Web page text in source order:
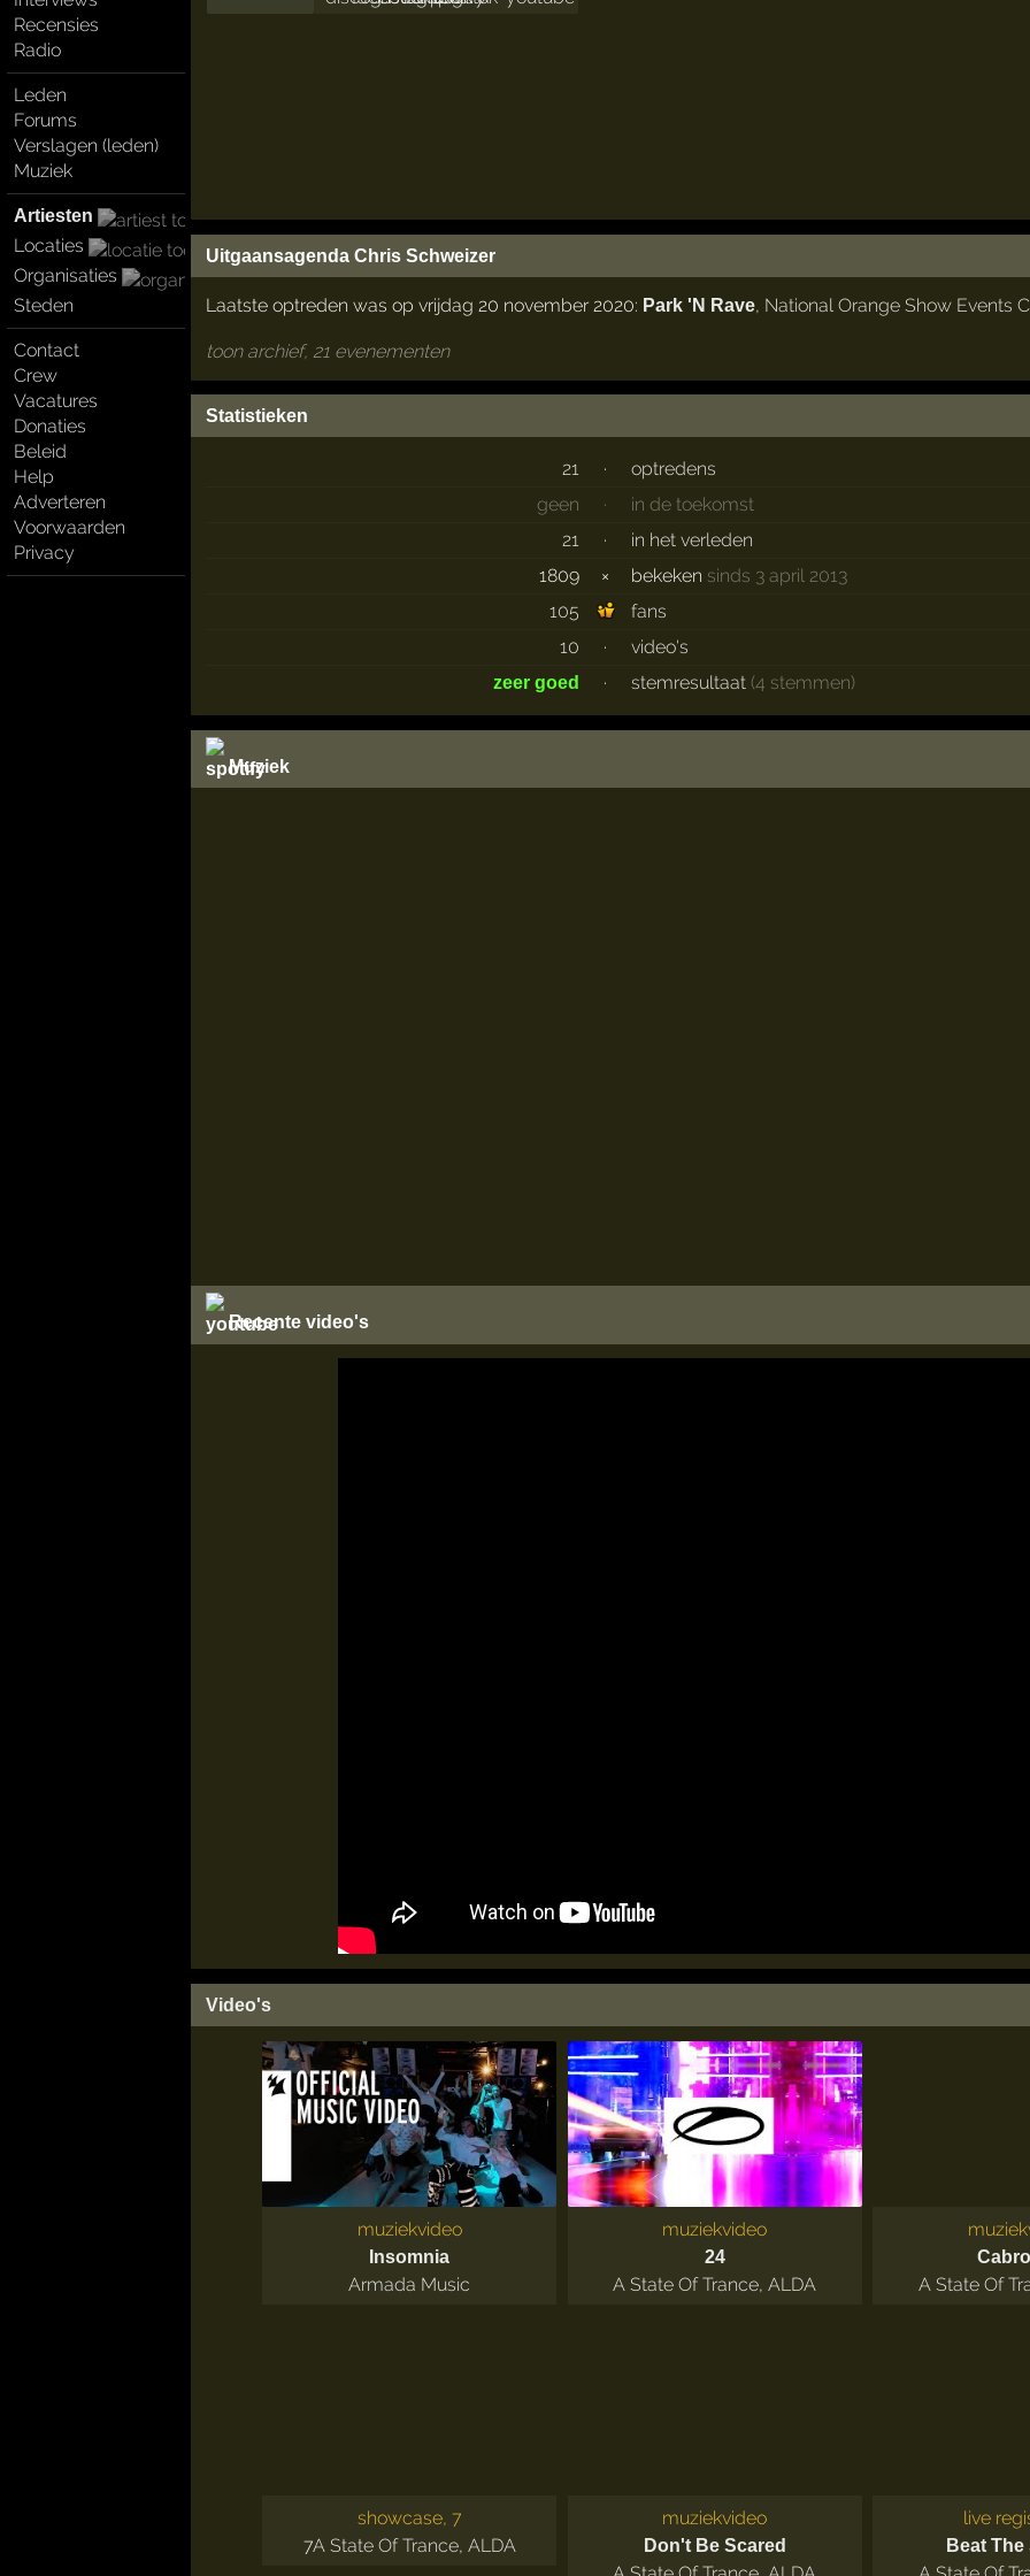
Recensies
Radio
Leden
Forums
Verslagen (leden)
Muziek
Artiesten
Locaties
Organisaties
Steden
Contact
Crew
Vacatures
Donaties
Beleid
Help
Adverteren
Voorwaarden
Privacy
Uitgaansagenda Chris Schweizer
Laatste optreden was op vrijdag 20 november 2020: Park 'N Rave, National Orange Show Events
toon archief, 21 evenementen
Statistieken
21 ·
optredens
geen
·
in de toekomst
21
·
in het verleden
1809
× bekeken sinds 3 april 2013
105
fans
10
· video's
zeer goed · stemresultaat (4 stemmen)
Muziek
Recente video's
Video's
muziekvideo
Insomnia
Armada Music
muziekvideo
24
A State Of Trance,ALDA A State Of
showcase, 7
7A State Of Trance, ALDA
muziekvideo
Don't Be Scared
live
Beat